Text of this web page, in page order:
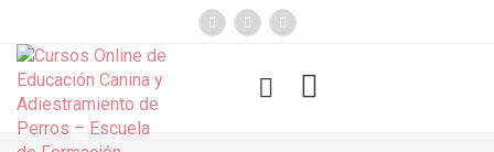
Funny Dogs